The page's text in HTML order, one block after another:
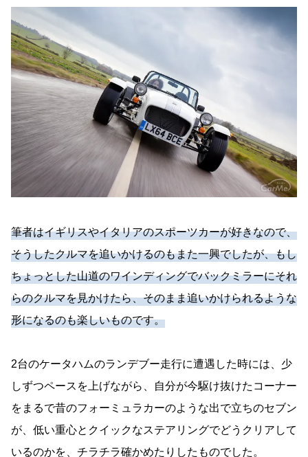
筆者はイギリスやイタリアのスポーツカーが好きなので、
そうしたクルマを追いかけるのもまた一興でしたが、もし
ちょっとした山道のワインディングでバックミラーにそれ
らのクルマを見かけたら、そのまま追いかけられるような
形になるのも楽しいものです。
2台のケータハムのランデブー走行に遭遇した時には、少
しずつペースを上げながら、自分が今駆け抜けたコーナー
をまるで昔のフォーミュラカーのような出で立ちのセブン
が、低い重心とクイックなステアリングでどうクリアして
いるのかを、チラチラ確かめたりしたものでした。